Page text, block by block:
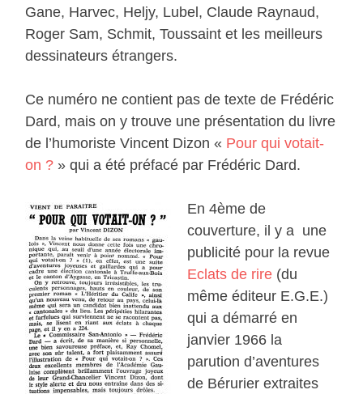
Gane, Harvec, Heljy, Lubel, Claude Raynaud,
Roger Sam, Schmit, Toussaint et les meilleurs
dessinateurs étrangers.
Ce numéro ne contient pas de texte de Frédéric
Dard, mais on y trouve une présentation du livre
de l’humoriste Vincent Dizon « Pour qui votait-
on ? » qui a été préfacé par Frédéric Dard.
En 4ème de
couverture, il y a une
publicité pour la revue
Eclats de rire (du
même éditeur E.G.E.)
qui a démarré en
janvier 1966 la
parution d’aventures
de Bérurier extraites